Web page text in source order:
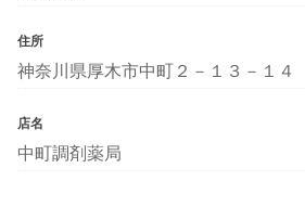
住所
神奈川県厚木市中町２－１３－１４
店名
中町調剤薬局